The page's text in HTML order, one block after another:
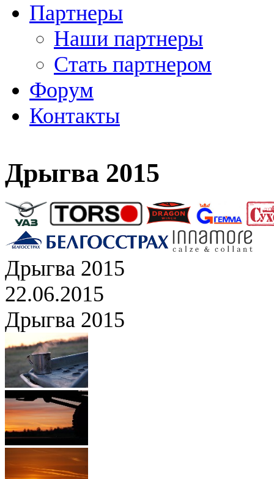
Партнеры
Наши партнеры
Стать партнером
Форум
Контакты
Дрыгва 2015
Дрыгва 2015
22.06.2015
Дрыгва 2015